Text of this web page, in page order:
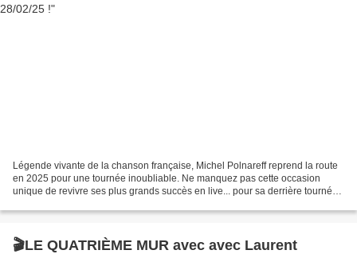
Légende vivante de la chanson française, Michel Polnareff reprend la route
en 2025 pour une tournée inoubliable. Ne manquez pas cette occasion
unique de revivre ses plus grands succès en live... pour sa derrière tournée !
🎬LE QUATRIÈME MUR avec avec Laurent